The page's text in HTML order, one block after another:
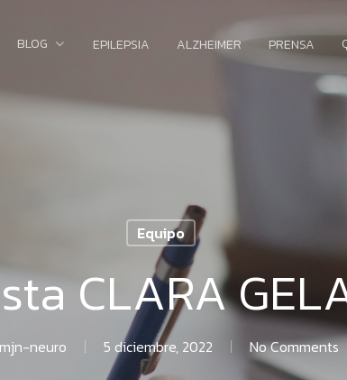
BLOG EPILEPSIA ALZHEIMER PRENSA
Equipo
CLARA
mjn-neuro 5 diciembre, 2022 No Comments